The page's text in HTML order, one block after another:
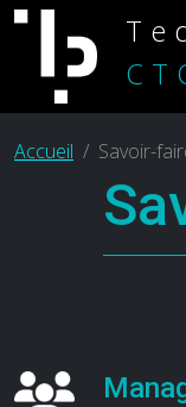
Accueil Savoir-